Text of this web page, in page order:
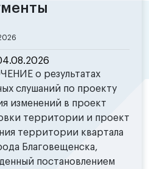
о результатах
слушаний по проекту
изменений в проект
территории и проект
территории квартала
Благовещенска,
постановлением